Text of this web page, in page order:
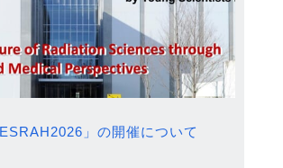
」の開催について